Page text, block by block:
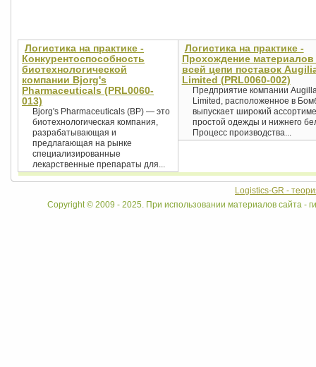
Логистика на практике -
Конкурентоспособность
биотехнологической
компании Bjorg's
Pharmaceuticals (PRL0060-
013)
Bjorg's Pharmaceuticals (BP) — это
биотехнологическая компания,
разрабатывающая и
предлагающая на рынке
специализированные
лекарственные препараты для...
Логистика на практике -
Прохождение материалов
всей цепи поставок
Limited (PRL0060-002)
Предприятие компании
Limited, расположенное в
выпускает широкий
простой одежды и нижнего
Процесс производства...
Logistics-GR -
Copyright © 2009 - 2025. При использовании материалов сайта -